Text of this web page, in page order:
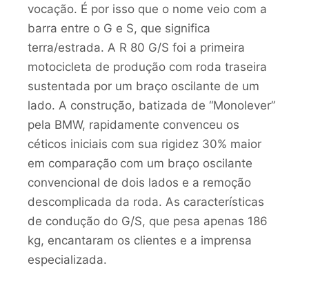
vocação. É por isso que o nome veio com a
barra entre o G e S, que significa
terra/estrada. A R 80 G/S foi a primeira
motocicleta de produção com roda traseira
sustentada por um braço oscilante de um
lado. A construção, batizada de “Monolever”
pela BMW, rapidamente convenceu os
céticos iniciais com sua rigidez 30% maior
em comparação com um braço oscilante
convencional de dois lados e a remoção
descomplicada da roda. As características
de condução do G/S, que pesa apenas 186
kg, encantaram os clientes e a imprensa
especializada.